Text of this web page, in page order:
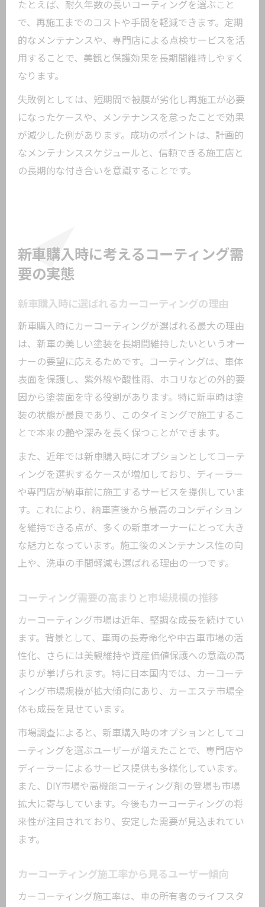
たとえば、耐久年数の長いコーティングを選ぶこと
で、再施工までのコストや手間を軽減できます。定期
的なメンテナンスや、専門店による点検サービスを活
用することで、美観と保護効果を長期間維持しやすく
なります。
失敗例としては、短期間で被膜が劣化し再施工が必要
になったケースや、メンテナンスを怠ったことで効果
が減少した例があります。成功のポイントは、計画的
なメンテナンススケジュールと、信頼できる施工店と
の長期的な付き合いを意識することです。
新車購入時に考えるコーティング需
要の実態
新車購入時に選ばれるカーコーティングの理由
新車購入時にカーコーティングが選ばれる最大の理由
は、新車の美しい塗装を長期間維持したいというオー
ナーの要望に応えるためです。コーティングは、車体
表面を保護し、紫外線や酸性雨、ホコリなどの外的要
因から塗装面を守る役割があります。特に新車時は塗
装の状態が最良であり、このタイミングで施工するこ
とで本来の艶や深みを長く保つことができます。
また、近年では新車購入時にオプションとしてコーテ
ィングを選択するケースが増加しており、ディーラー
や専門店が納車前に施工するサービスを提供していま
す。これにより、納車直後から最高のコンディション
を維持できる点が、多くの新車オーナーにとって大き
な魅力となっています。施工後のメンテナンス性の向
上や、洗車の手間軽減も選ばれる理由の一つです。
コーティング需要の高まりと市場規模の推移
カーコーティング市場は近年、堅調な成長を続けてい
ます。背景として、車両の長寿命化や中古車市場の活
性化、さらには美観維持や資産価値保護への意識の高
まりが挙げられます。特に日本国内では、カーコーテ
ィング市場規模が拡大傾向にあり、カーエステ市場全
体も成長を見せています。
市場調査によると、新車購入時のオプションとしてコ
ーティングを選ぶユーザーが増えたことで、専門店や
ディーラーによるサービス提供も多様化しています。
また、DIY市場や高機能コーティング剤の登場も市場
拡大に寄与しています。今後もカーコーティングの将
来性が注目されており、安定した需要が見込まれてい
ます。
カーコーティング施工率から見るユーザー傾向
カーコーティング施工率は、車の所有者のライフスタ